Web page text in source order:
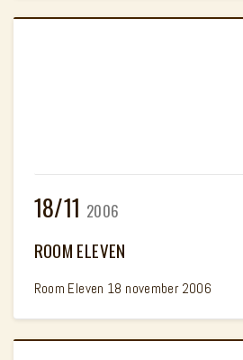
18/11 2006
ROOM ELEVEN
Room Eleven 18 november 2006